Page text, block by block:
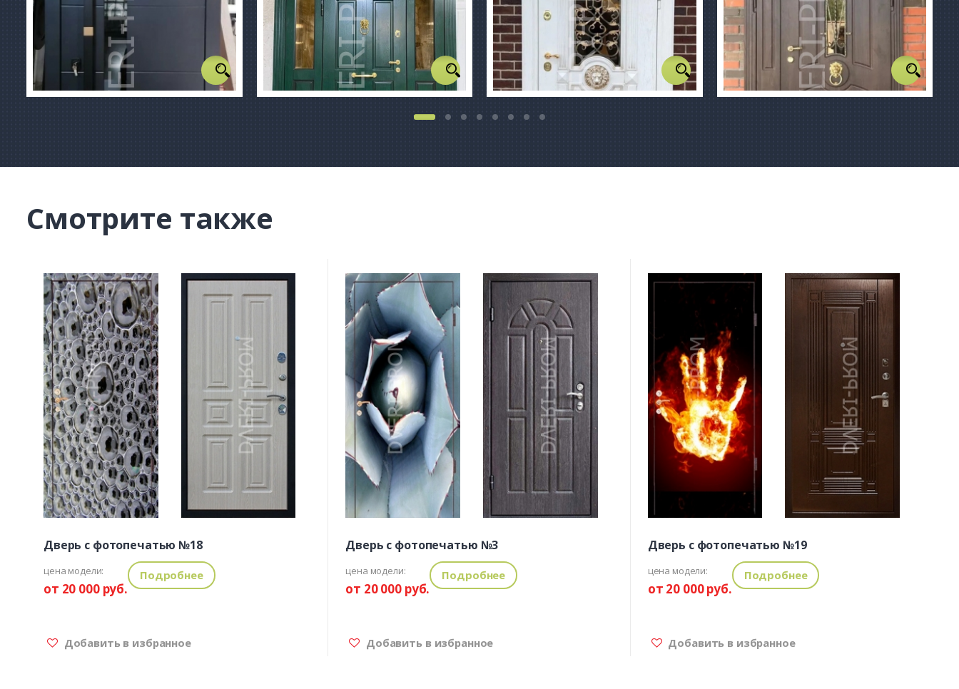
Смотрите также
Дверь с фотопечатью №18
цена модели:
от 20 000 руб.
Подробнее
Добавить в избранное
Дверь с фотопечатью №3
цена модели:
от 20 000 руб.
Подробнее
Добавить в избранное
Дверь с фотопечатью №19
цена модели:
от 20 000 руб.
Подробнее
Добавить в избранное